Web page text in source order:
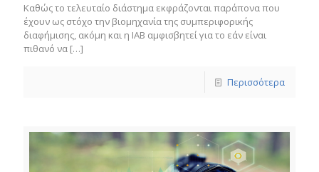
Καθώς το τελευταίο διάστημα εκφράζονται παράπονα που
έχουν ως στόχο την βιομηχανία της συμπεριφορικής
διαφήμισης, ακόμη και η ΙΑΒ αμφισβητεί για το εάν είναι
πιθανό να […]
Περισσότερα